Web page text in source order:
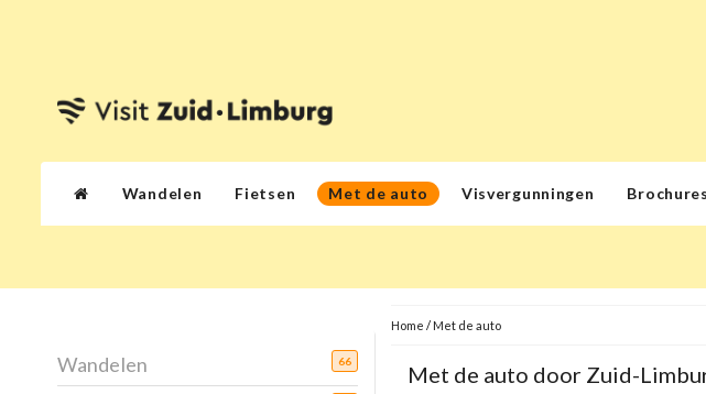
Wandelen Fietsen Met de auto Visvergunningen
Wandelen 66
Home / Met de auto
Met de auto door Zuid-